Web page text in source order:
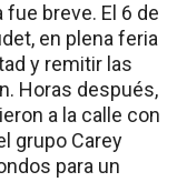
breve. El 6 de
en plena feria
y remitir las
Horas después,
a la calle con
grupo Carey
para un